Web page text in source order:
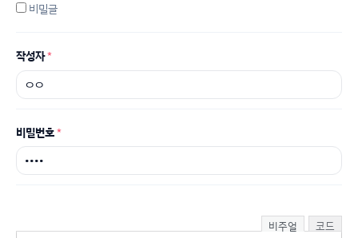
비밀글
작성자*
비밀번호*
비주얼 코드